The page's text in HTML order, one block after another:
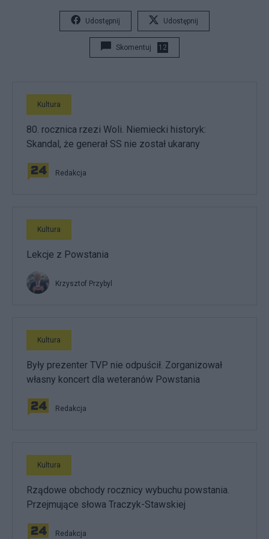
Udostępnij Udostępnij
Skomentuj 12
Kultura
80. rocznica rzezi Woli. Niemiecki historyk:
Skandal, że generał SS nie został ukarany
Redakcja
Kultura
Lekcje z Powstania
Krzysztof Przybyl
Kultura
Były prezenter TVP nie odpuścił. Zorganizował
własny koncert dla weteranów Powstania
Redakcja
Kultura
Rządowe obchody rocznicy wybuchu powstania.
Przejmujące słowa Traczyk-Stawskiej
Redakcja